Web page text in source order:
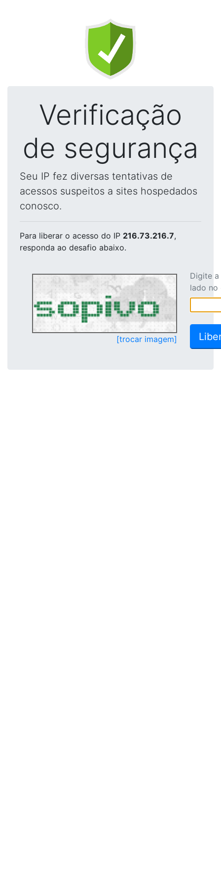
Verificação
de segurança
Seu IP fez diversas tentativas de
acessos suspeitos a sites hospedados
conosco.
Para liberar o acesso do IP 216.73.216.7,
responda ao desafio abaixo.
[trocar imagem]
Digite
lado no